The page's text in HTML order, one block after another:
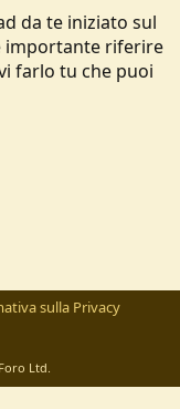
da te iniziato sul
importante riferire
farlo tu che puoi
sulla Privacy
Ltd.